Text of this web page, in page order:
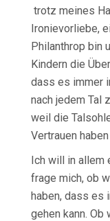
trotz meines
Ironievorliebe,
Philanthrop bin
Kindern die
dass es immer
nach jedem Tal
weil die
Vertrauen
Ich will in allem
frage mich, ob
haben, dass es
gehen kann.